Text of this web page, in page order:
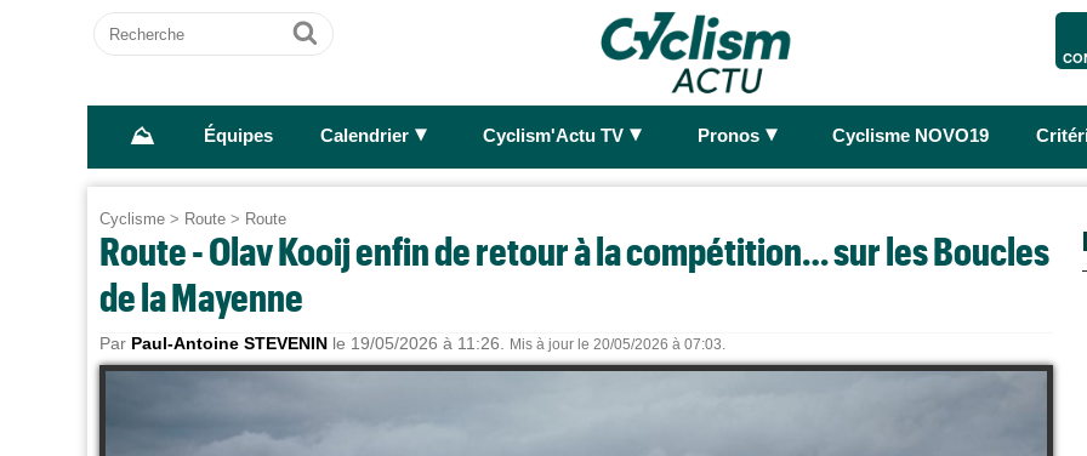
Recherche
Ok
⛰ Équipes Calendrier ► Cyclism'Actu TV ► Pronos ► Cyclisme NOVO19
Cyclisme > Route > Route
Route - Olav Kooij enfin de retour à la compétition… sur les Boucles
de la Mayenne
Par Paul-Antoine STEVENIN le 19/05/2026 à 11:26. Mis à jour le 20/05/2026 à 07:03.